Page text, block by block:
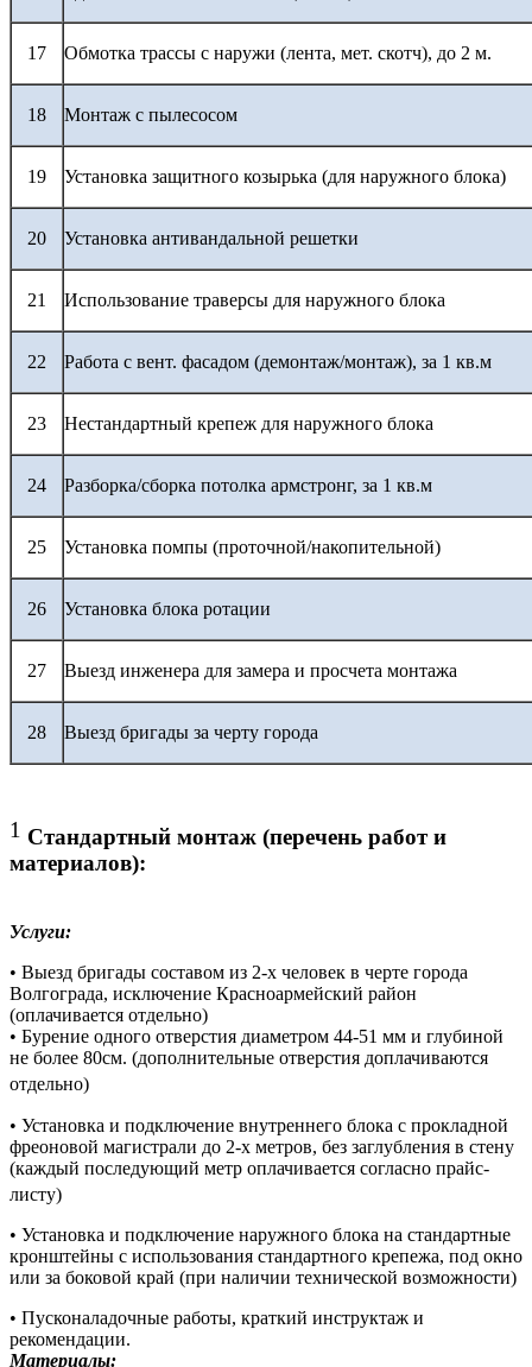
17 Обмотка трассы с наружи (лента, мет. скотч), до 2 м.
18 Монтаж с пылесосом
19 Установка защитного козырька (для наружного блока)
20 Установка антивандальной решетки
21 Использование траверсы для наружного блока
22 Работа с вент. фасадом (демонтаж/монтаж), за 1 кв.м
23 Нестандартный крепеж для наружного блока
24 Разборка/сборка потолка армстронг, за 1 кв.м
25 Установка помпы (проточной/накопительной)
26 Установка блока ротации
27 Выезд инженера для замера и просчета монтажа
28 Выезд бригады за черту города
1 Стандартный монтаж (перечень работ и
материалов):
Услуги:
• Выезд бригады составом из 2-х человек в черте города
Волгограда, исключение Красноармейский район
(оплачивается отдельно)
• Бурение одного отверстия диаметром 44-51 мм и глубиной
не более 80см. (дополнительные отверстия доплачиваются
отдельно)
• Установка и подключение внутреннего блока с прокладной
фреоновой магистрали до 2-х метров, без заглубления в стену
(каждый последующий метр оплачивается согласно прайс-
листу)
• Установка и подключение наружного блока на стандартные
кронштейны с использования стандартного крепежа, под окно
или за боковой край (при наличии технической возможности)
• Пусконаладочные работы, краткий инструктаж и
рекомендации.
Материалы: